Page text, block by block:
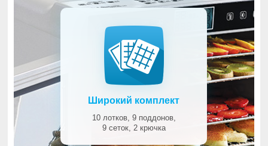
Широкий комплект
10 лотков, 9 поддонов,
9 сеток, 2 крючка